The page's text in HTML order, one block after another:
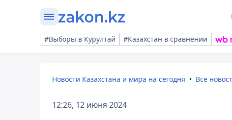
#Выборы в Курултай #Казахстан в сравнении
Новости Казахстана и мира на сегодня Все
12:26, 12 июня 2024